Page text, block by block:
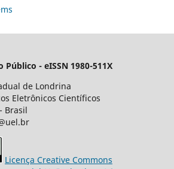
- eISSN 1980-511X
de Londrina
Eletrônicos Científicos
Brasil
Licença Creative Commons